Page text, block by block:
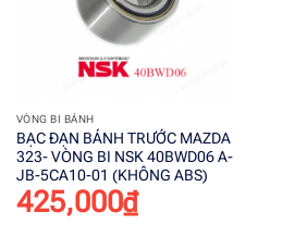
VÒNG BI BÁNH
BẠC ĐẠN BÁNH TRƯỚC MAZDA
323- VÒNG BI NSK 40BWD06 A-
JB-5CA10-01 (KHÔNG ABS)
425,000₫